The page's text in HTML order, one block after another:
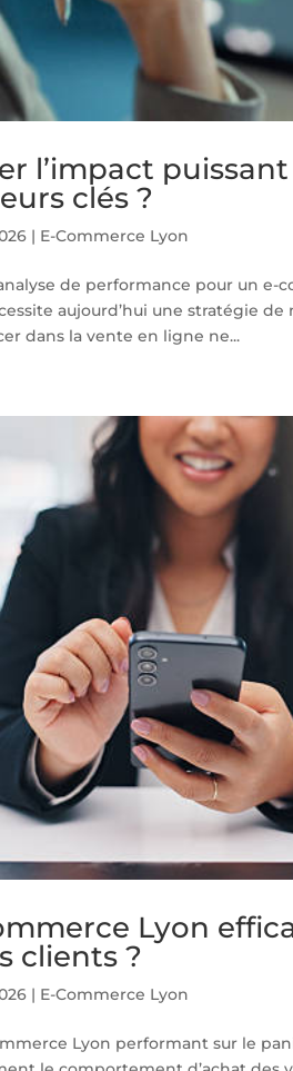
l’impact
clés ?
| E-Commerce Lyon
de performance pour un e-
aujourd’hui une stratégie de
dans la vente en ligne ne...
Lyon
clients ?
| E-Commerce Lyon
Lyon performant sur le